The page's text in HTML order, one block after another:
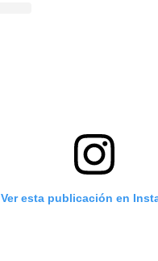
Ver esta publicación en